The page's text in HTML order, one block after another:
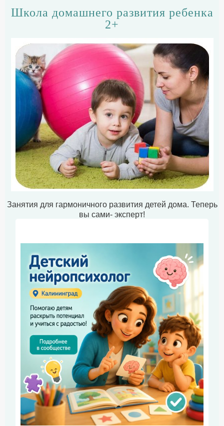
Школа домашнего развития ребенка
2+
Занятия для гармоничного развития детей дома. Теперь
вы сами- эксперт!